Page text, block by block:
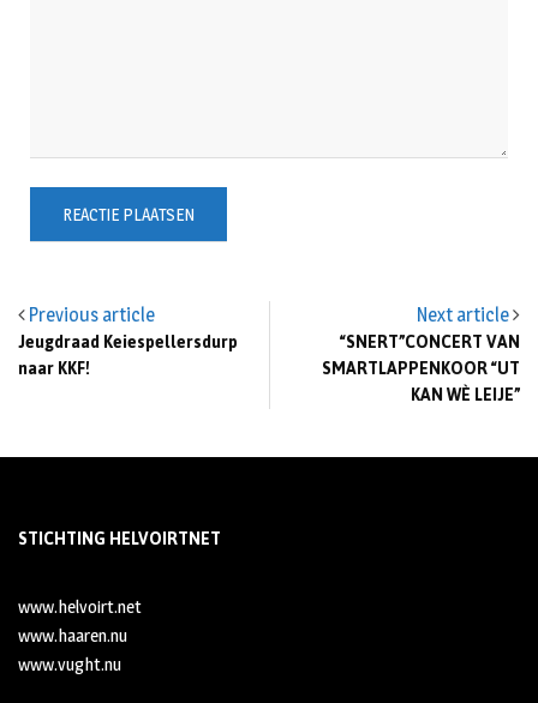
Previous article
Jeugdraad Keiespellersdurp
naar KKF!
Next article
“SNERT”CONCERT VAN
SMARTLAPPENKOOR “UT
KAN WÈ LEIJE”
STICHTING HELVOIRTNET
www.helvoirt.net
www.haaren.nu
www.vught.nu